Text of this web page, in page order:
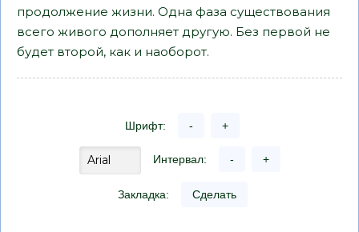
продолжение жизни. Одна фаза существования
всего живого дополняет другую. Без первой не
будет второй, как и наоборот.
Шрифт: - +
Интервал: - +
Закладка: Сделать